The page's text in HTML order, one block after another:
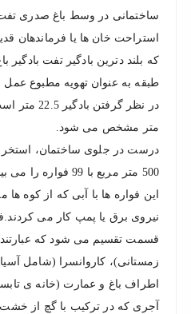
ساختمانی در وسط باغ صدری
استراحت خان ها یا فرماندهان
که بلند دترین بادگیر تفت
طبقه به عنوان تهویه مطبوع عمل
متر مشخص می شود.
درست در جلوی ساختمان،
500 متر مربع با 99
این فواره ها با آبی که از کوه ها
نیروی برق یا پمپ کار می
قسمت تقسیم می شود که
زمستانی)، کاروانسرا (شامل
اطراف باغ و عمارت (خانه ی
آجری که در ترکیب با گچ از